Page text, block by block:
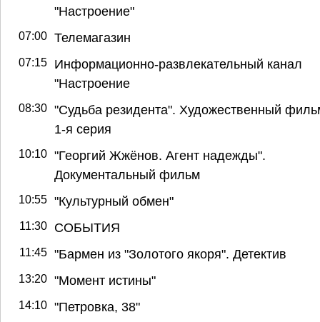
"Настроение"
07:00 Телемагазин
07:15
Информационно-развлекательный канал
"Настроение
08:30 "Судьба резидента". Художественный
1-я серия
10:10 "Георгий Жжёнов. Агент надежды".
Документальный фильм
10:55 "Культурный обмен"
11:30 СОБЫТИЯ
11:45 "Бармен из "Золотого якоря". Детектив
13:20 "Момент истины"
14:10 "Петровка, 38"